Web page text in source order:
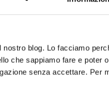
blog. Lo facciamo
che sappiamo fare e poter
senza accettare. Per